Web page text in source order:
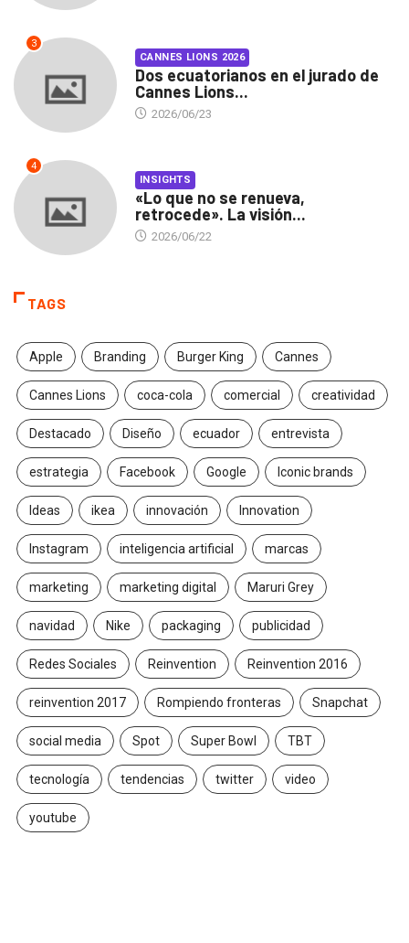
3
CANNES LIONS 2026
Dos ecuatorianos en el jurado de
Cannes Lions...
2026/06/23
4
INSIGHTS
«Lo que no se renueva,
retrocede». La visión...
2026/06/22
TAGS
Apple Branding Burger King Cannes
Cannes Lions coca-cola comercial creatividad
Destacado Diseño ecuador entrevista
estrategia Facebook Google Iconic brands
Ideas ikea innovación Innovation
Instagram inteligencia artificial marcas
marketing marketing digital Maruri Grey
navidad Nike packaging publicidad
Redes Sociales Reinvention Reinvention 2016
reinvention 2017 Rompiendo fronteras Snapchat
social media Spot Super Bowl TBT
tecnología tendencias twitter video
youtube